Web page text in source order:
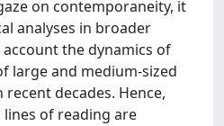
on contemporaneity, it
analyses in broader
the dynamics of
large and medium-sized
decades. Hence,
of reading are